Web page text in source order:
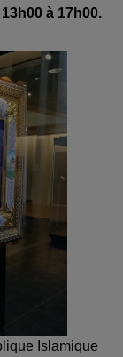
à 17h00.
Islamique